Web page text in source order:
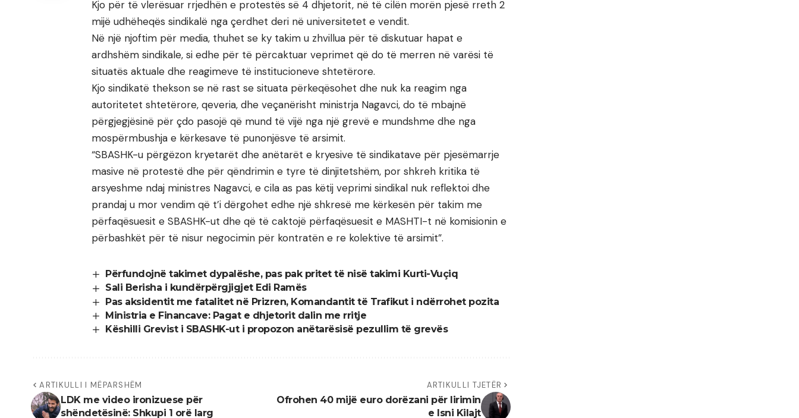
Kjo për të vlerësuar rrjedhën e protestës së 4 dhjetorit, në të cilën morën pjesë rreth 2
mijë udhëheqës sindikalë nga çerdhet deri në universitetet e vendit.
Në një njoftim për media, thuhet se ky takim u zhvillua për të diskutuar hapat e
ardhshëm sindikale, si edhe për të përcaktuar veprimet që do të merren në varësi të
situatës aktuale dhe reagimeve të institucioneve shtetërore.
Kjo sindikatë thekson se në rast se situata përkeqësohet dhe nuk ka reagim nga
autoritetet shtetërore, qeveria, dhe veçanërisht ministrja Nagavci, do të mbajnë
përgjegjësinë për çdo pasojë që mund të vijë nga një grevë e mundshme dhe nga
mospërmbushja e kërkesave të punonjësve të arsimit.
“SBASHK-u përgëzon kryetarët dhe anëtarët e kryesive të sindikatave për pjesëmarrje
masive në protestë dhe për qëndrimin e tyre të dinjitetshëm, por shkreh kritika të
arsyeshme ndaj ministres Nagavci, e cila as pas këtij veprimi sindikal nuk reflektoi dhe
prandaj u mor vendim që t’i dërgohet edhe një shkresë me kërkesën për takim me
përfaqësuesit e SBASHK-ut dhe që të caktojë përfaqësuesit e MASHTI-t në komisionin e
përbashkët për të nisur negocimin për kontratën e re kolektive të arsimit”.
Përfundojnë takimet dypalëshe, pas pak pritet të nisë takimi Kurti-Vuçiq
Sali Berisha i kundërpërgjigjet Edi Ramës
Pas aksidentit me fatalitet në Prizren, Komandantit të Trafikut i ndërrohet pozita
Ministria e Financave: Pagat e dhjetorit dalin me rritje
Këshilli Grevist i SBASHK-ut i propozon anëtarësisë pezullim të grevës
ARTIKULLI I MËPARSHËM
LDK me video ironizuese për
shëndetësinë: Shkupi 1 orë larg
ARTIKULLI TJETËR
Ofrohen 40 mijë euro dorëzani për lirimin
e Isni Kilajt